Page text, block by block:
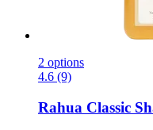
2 options
4.6 (9)
Rahua Classic